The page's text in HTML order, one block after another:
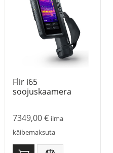
Flir i65
soojuskaamera
7349,00€ ilma
käibemaksuta